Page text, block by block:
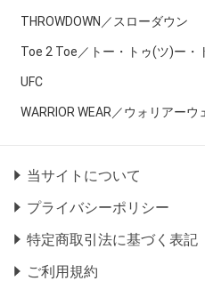
THROWDOWN／スローダウン
Toe 2 Toe／トー・トゥ(ツ)ー・
UFC
WARRIOR WEAR／ウォリアーウ
当サイトについて
プライバシーポリシー
特定商取引法に基づく表記
ご利用規約